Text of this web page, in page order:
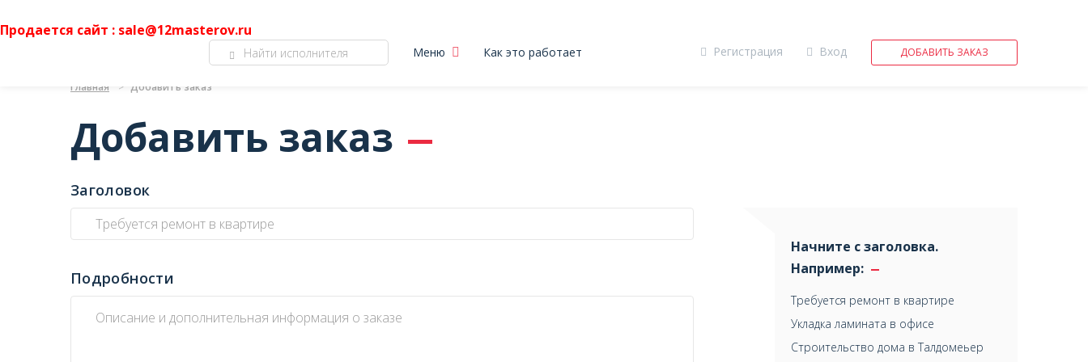
Продается сайт : sale@12masterov.ru
Регистрация Вход ДОБАВИТЬ ЗАКАЗ
Меню Как это работает
Главная Добавить заказ
Добавить заказ
Заголовок
Подробности
Начните с заголовка.
Например:
Требуется ремонт в квартире
Укладка ламината в офисе
Строительство дома в Талдомеьер